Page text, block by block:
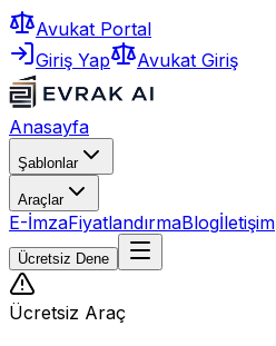
Avukat Portal
Giriş Yap
Avukat Giriş
Anasayfa
Şablonlar
Araçlar
E-İmzaFiyatlandırmaBlogİletişim
Ücretsiz Dene
Ücretsiz Araç